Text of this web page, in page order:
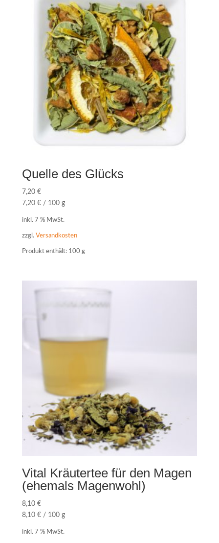
Quelle des Glücks
7,20 €
7,20 €/ 100 g
inkl. 7 % MwSt.
zzgl. Versandkosten
Produkt enthält: 100 g
Vital Kräutertee für den Magen
(ehemals Magenwohl)
8,10 €
8,10 €/ 100 g
inkl. 7 % MwSt.